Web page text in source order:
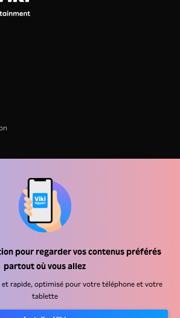
pour regarder vos contenus préférés
partout où vous allez
et rapide, optimisé pour votre téléphone et votre
tablette
et aux technologies de suivi